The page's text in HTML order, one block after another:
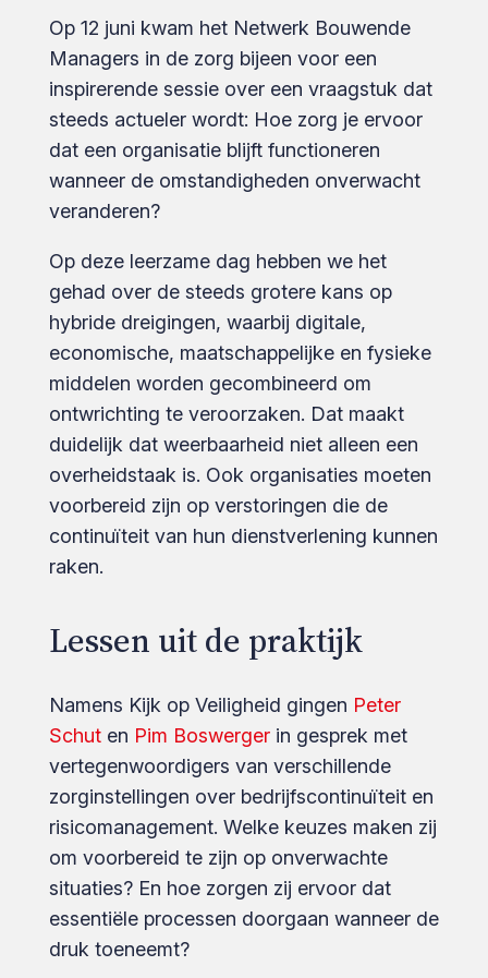
Op 12 juni kwam het Netwerk Bouwende
Managers in de zorg bijeen voor een
inspirerende sessie over een vraagstuk dat
steeds actueler wordt: Hoe zorg je ervoor
dat een organisatie blijft functioneren
wanneer de omstandigheden onverwacht
veranderen?
Op deze leerzame dag hebben we het
gehad over de steeds grotere kans op
hybride dreigingen, waarbij digitale,
economische, maatschappelijke en fysieke
middelen worden gecombineerd om
ontwrichting te veroorzaken. Dat maakt
duidelijk dat weerbaarheid niet alleen een
overheidstaak is. Ook organisaties moeten
voorbereid zijn op verstoringen die de
continuïteit van hun dienstverlening kunnen
raken.
Lessen uit de praktijk
Namens Kijk op Veiligheid gingen Peter
Schuten Pim Boswergerin gesprek met
vertegenwoordigers van verschillende
zorginstellingen over bedrijfscontinuïteit en
risicomanagement. Welke keuzes maken zij
om voorbereid te zijn op onverwachte
situaties? En hoe zorgen zij ervoor dat
essentiële processen doorgaan wanneer de
druk toeneemt?